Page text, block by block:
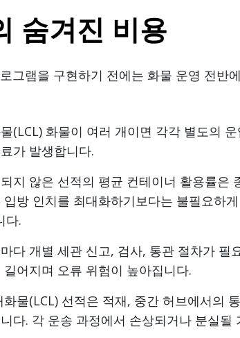
숨겨진 비용
그램을 구현하기 전에는 화물 운영 전반
(LCL) 화물이 여러 개이면 각각 별도의
가 발생합니다.
지 않은 선적의 평균 컨테이너 활용률은
방 인치를 최대화하기보다는 불필요하
다.
다 개별 세관 신고, 검사, 통관 절차가 필
어지며 오류 위험이 높아집니다.
화물(LCL) 선적은 적재, 중간 허브에서의
다. 각 운송 과정에서 손상되거나 분실될